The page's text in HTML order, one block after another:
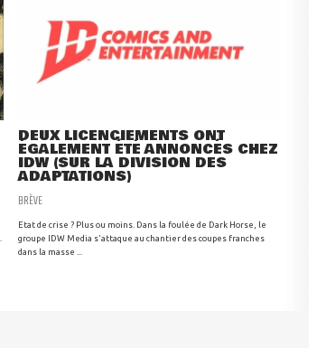
DEUX LICENCIEMENTS ONT
ÉGALEMENT ÉTÉ ANNONCÉS CHEZ
IDW (SUR LA DIVISION DES
ADAPTATIONS)
BRÈVE
Etat de crise ? Plus ou moins. Dans la foulée de Dark Horse, le
groupe IDW Media s'attaque au chantier des coupes franches
dans la masse ...